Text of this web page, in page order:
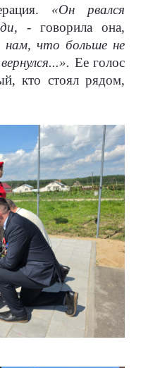
«Он рвался
- говорила она,
нам, что больше не
Ее голос
кто стоял рядом,